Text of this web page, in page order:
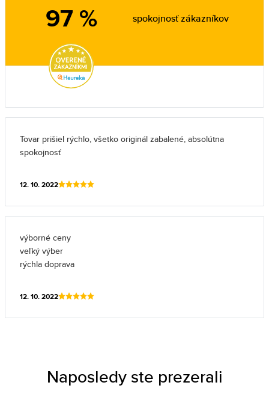
97 % spokojnosť zákazníkov
Tovar prišiel rýchlo, všetko originál zabalené, absolútna
spokojnosť
12. 10. 2022
výborné ceny
veľký výber
rýchla doprava
12. 10. 2022
Naposledy ste prezerali